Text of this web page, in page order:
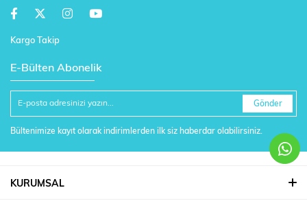
Kargo Takip
E-Bülten Abonelik
Gönder
Bültenimize kayıt olarak indirimlerden ilk siz haberdar olabilirsiniz.
KURUMSAL